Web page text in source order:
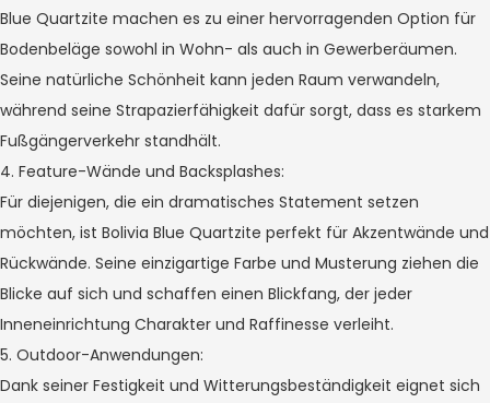
Blue Quartzite machen es zu einer hervorragenden Option für
Bodenbeläge sowohl in Wohn- als auch in Gewerberäumen.
Seine natürliche Schönheit kann jeden Raum verwandeln,
während seine Strapazierfähigkeit dafür sorgt, dass es starkem
Fußgängerverkehr standhält.
4. Feature-Wände und Backsplashes:
Für diejenigen, die ein dramatisches Statement setzen
möchten, ist Bolivia Blue Quartzite perfekt für Akzentwände und
Rückwände. Seine einzigartige Farbe und Musterung ziehen die
Blicke auf sich und schaffen einen Blickfang, der jeder
Inneneinrichtung Charakter und Raffinesse verleiht.
5. Outdoor-Anwendungen:
Dank seiner Festigkeit und Witterungsbeständigkeit eignet sich